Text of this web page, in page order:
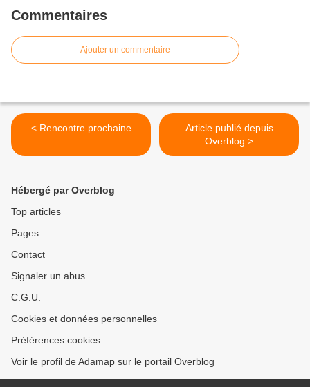
Commentaires
Ajouter un commentaire
< Rencontre prochaine
Article publié depuis
Overblog >
Hébergé par Overblog
Top articles
Pages
Contact
Signaler un abus
C.G.U.
Cookies et données personnelles
Préférences cookies
Voir le profil de Adamap sur le portail Overblog